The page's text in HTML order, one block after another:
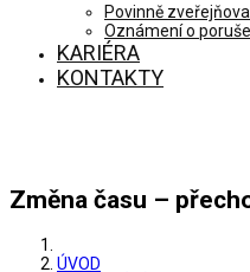
Povinně
Oznámení o
KARIÉRA
KONTAKTY
Změna času –
ÚVOD